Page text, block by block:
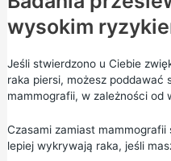
wysokim
Jeśli stwierdzono u Ciebie
raka piersi, możesz poddawać
mammografii, w zależności od
Czasami zamiast
lepiej wykrywają raka, jeśli